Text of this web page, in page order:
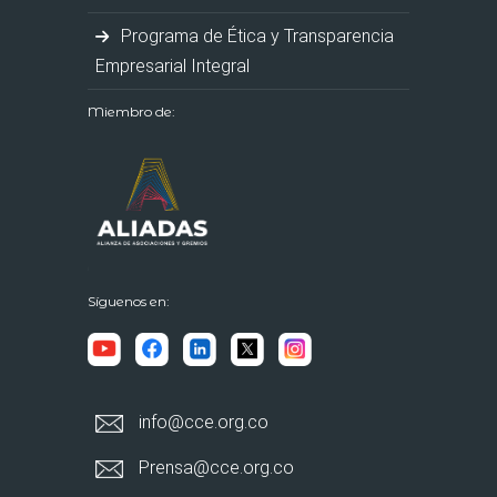
Programa de Ética y Transparencia
Empresarial Integral
Miembro de:
Síguenos en:
info@cce.org.co
Prensa@cce.org.co